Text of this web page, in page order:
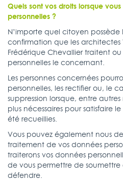
Quels sont vos droits lorsque
personnelles ?
N’importe quel citoyen
confirmation que les architectes
Frédérique Chevallier traitent
personnelles le concernant.
Les personnes concernées
personnelles, les rectifier ou, le
suppression lorsque, entre
plus nécessaires pour satisfaire
été recueillies.
Vous pouvez également nous
traitement de vos données
traiterons vos données
de vous permettre de
défendre.